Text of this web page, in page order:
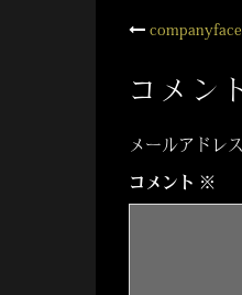
投
稿
ナ
ビ
companyface
コメン
メールアドレ
コメント ※